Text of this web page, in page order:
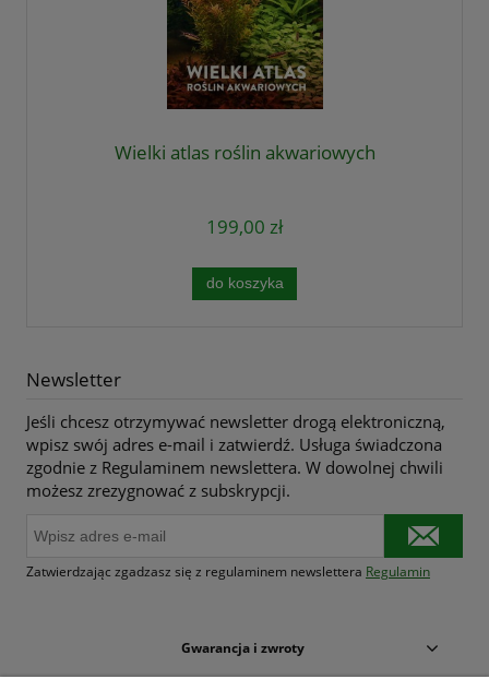
Wielki atlas roślin akwariowych
199,00 zł
do koszyka
Newsletter
Jeśli chcesz otrzymywać newsletter drogą elektroniczną,
wpisz swój adres e-mail i zatwierdź. Usługa świadczona
zgodnie z Regulaminem newslettera. W dowolnej chwili
możesz zrezygnować z subskrypcji.
Zatwierdzając zgadzasz się z regulaminem newslettera Regulamin
Gwarancja i zwroty